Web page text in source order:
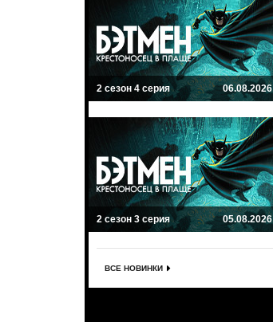
2 сезон 4 серия 06.08.2026
2 сезон 3 серия 05.08.2026
ВСЕ НОВИНКИ